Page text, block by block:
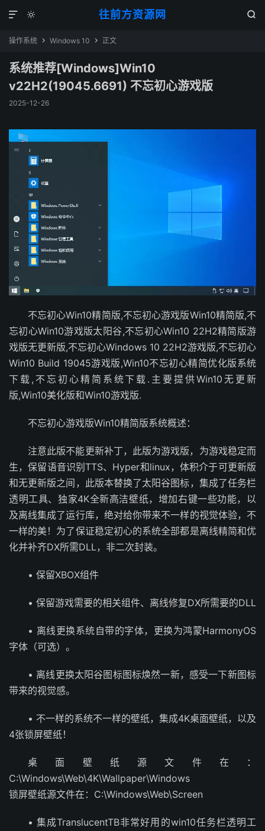
往前方资源网
 

操作系统  Windows 10  正文
系统推荐[Windows]Win10
v22H2(19045.6691) 不忘初心游戏版
2025-12-26
不忘初心Win10精简版,不忘初心游戏版Win10精简版,不
忘初心Win10游戏版太阳谷,不忘初心Win10 22H2精简版游
戏版无更新版,不忘初心Windows 10 22H2游戏版,不忘初心
Win10 Build 19045游戏版,Win10不忘初心精简优化版系统
下载,不忘初心精简系统下载.主要提供Win10无更新
版,Win10美化版和Win10游戏版.
不忘初心游戏版Win10精简版系统概述：
注意此版不能更新补丁，此版为游戏版，为游戏稳定而
生，保留语音识别TTS、Hyper和linux，体积介于可更新版
和无更新版之间，此版本替换了太阳谷图标，集成了任务栏
透明工具、独家4K全新高洁壁纸，增加右键一些功能，以
及离线集成了运行库，绝对给你带来不一样的视觉体验，不
一样的美！为了保证稳定初心的系统全部都是离线精简和优
化并补齐DX所需DLL，非二次封装。
• 保留XBOX组件
• 保留游戏需要的相关组件、离线修复DX所需要的DLL
• 离线更换系统自带的字体，更换为鸿蒙HarmonyOS
字体（可选）。
• 离线更换太阳谷图标图标焕然一新，感受一下新图标
带来的视觉感。
• 不一样的系统不一样的壁纸，集成4K桌面壁纸，以及
4张锁屏壁纸！
桌面壁纸源文件在：
C:\Windows\Web\4K\Wallpaper\Windows
锁屏壁纸源文件在：C:\Windows\Web\Screen
• 集成TranslucentTB非常好用的win10任务栏透明工